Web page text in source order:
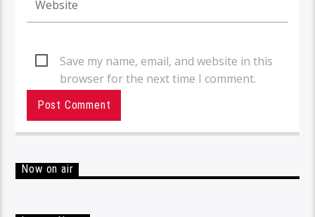
Save my name, email, and website in this
browser for the next time I comment.
Now on air